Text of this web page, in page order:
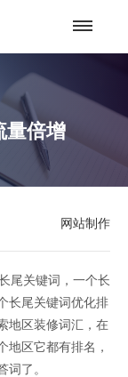
量倍增
网站制作
尾关键词，一个长
长尾关键词优化排
地区装修词汇，在
地区它都有排名，
词了。